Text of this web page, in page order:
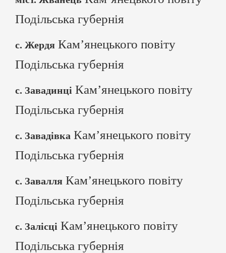
Подільська губернія
с. Жердя Кам’янецького повіту
Подільська губернія
с. Завадинці Кам’янецького повіту
Подільська губернія
с. Завадівка Кам’янецького повіту
Подільська губернія
с. Завалля Кам’янецького повіту
Подільська губернія
с. Залісці Кам’янецького повіту
Подільська губернія